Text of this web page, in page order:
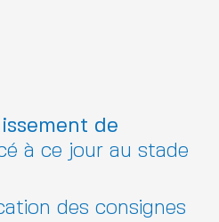
de
à ce jour au stade
des consignes